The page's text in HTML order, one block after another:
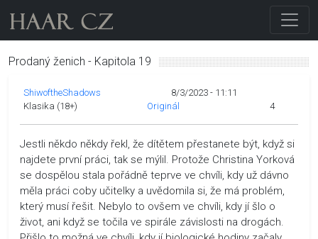
Prodaný ženich - Kapitola 19
ShiwoftheShadows
8/3/2023 - 11:11
Klasika (18+)
Originál 4
Jestli někdo někdy řekl, že dítětem přestanete být, když si
najdete první práci, tak se mýlil. Protože Christina Yorková
se dospělou stala pořádně teprve ve chvíli, kdy už dávno
měla práci coby učitelky a uvědomila si, že má problém,
který musí řešit. Nebylo to ovšem ve chvíli, kdy jí šlo o
život, ani když se točila ve spirále závislosti na drogách.